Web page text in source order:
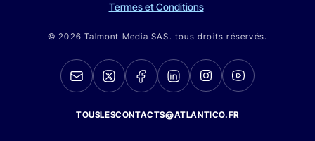
Termes et Conditions
© 2026 Talmont Media SAS. tous droits réservés.
TOUSLESCONTACTS@ATLANTICO.FR